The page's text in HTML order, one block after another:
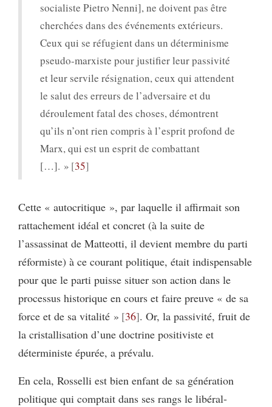
socialiste Pietro Nenni], ne doivent pas être
cherchées dans des événements extérieurs.
Ceux qui se réfugient dans un déterminisme
pseudo-marxiste pour justifier leur passivité
et leur servile résignation, ceux qui attendent
le salut des erreurs de l’adversaire et du
déroulement fatal des choses, démontrent
qu’ils n’ont rien compris à l’esprit profond de
Marx, qui est un esprit de combattant
[…]. » 35
Cette « autocritique », par laquelle il affirmait son
rattachement idéal et concret (à la suite de
l’assassinat de Matteotti, il devient membre du parti
réformiste) à ce courant politique, était indispensable
pour que le parti puisse situer son action dans le
processus historique en cours et faire preuve « de sa
force et de sa vitalité » 36 . Or, la passivité, fruit de
la cristallisation d’une doctrine positiviste et
déterministe épurée, a prévalu.
En cela, Rosselli est bien enfant de sa génération
politique qui comptait dans ses rangs le libéral-